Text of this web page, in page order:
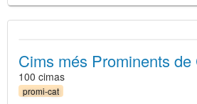
Cims més Prominents
100 cimas
promi-cat